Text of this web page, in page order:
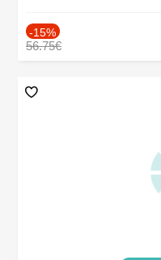
-15%
56.75€